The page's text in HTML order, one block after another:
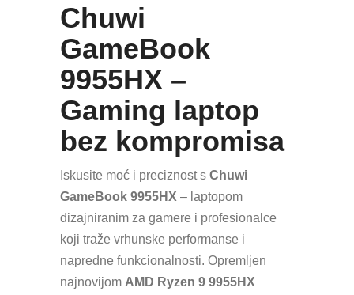
Chuwi
GameBook
9955HX –
Gaming laptop
bez kompromisa
Iskusite moć i preciznost s Chuwi
GameBook 9955HX – laptopom
dizajniranim za gamere i profesionalce
koji traže vrhunske performanse i
napredne funkcionalnosti. Opremljen
najnovijom AMD Ryzen 9 9955HX